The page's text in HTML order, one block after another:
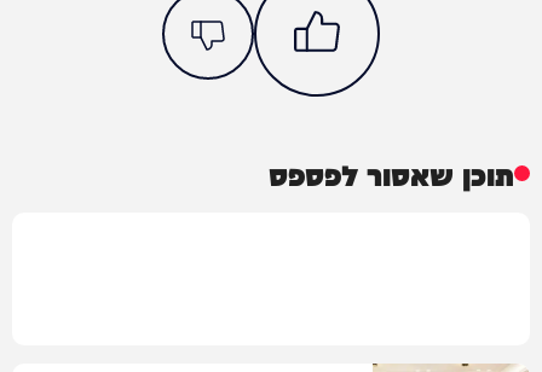
תוכן שאסור לפספס